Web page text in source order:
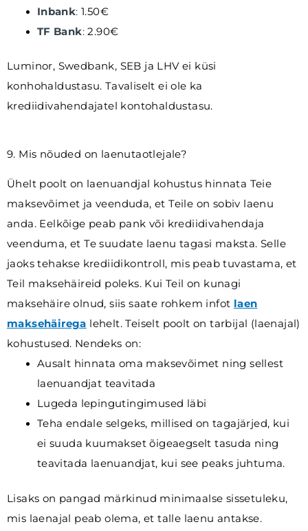
Inbank: 1.50€
TF Bank:2.90€
Luminor, Swedbank, SEB ja LHV ei küsi
konhohaldustasu. Tavaliselt ei ole ka
krediidivahendajatel kontohaldustasu.
9. Mis nõuded on laenutaotlejale?
Ühelt poolt on laenuandjal kohustus hinnata Teie
maksevõimet ja veenduda, et Teile on sobiv laenu
anda. Eelkõige peab pank või krediidivahendaja
veenduma, et Te suudate laenu tagasi maksta. Selle
jaoks tehakse krediidikontroll, mis peab tuvastama, et
Teil maksehäireid poleks. Kui Teil on kunagi
maksehäire olnud, siis saate rohkem infot laen
maksehäirega lehelt. Teiselt poolt on tarbijal (laenajal)
kohustused. Nendeks on:
Ausalt hinnata oma maksevõimet ning sellest
laenuandjat teavitada
Lugeda lepingutingimused läbi
Teha endale selgeks, millised on tagajärjed, kui
ei suuda kuumakset õigeaegselt tasuda ning
teavitada laenuandjat, kui see peaks juhtuma.
Lisaks on pangad märkinud minimaalse sissetuleku,
mis laenajal peab olema, et talle laenu antakse.